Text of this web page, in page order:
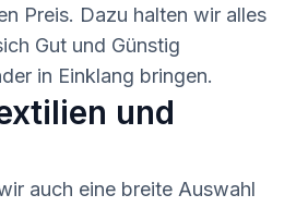
Preis. Dazu halten wir alles
Gut und Günstig
in Einklang bringen.
und
auch eine breite Auswahl